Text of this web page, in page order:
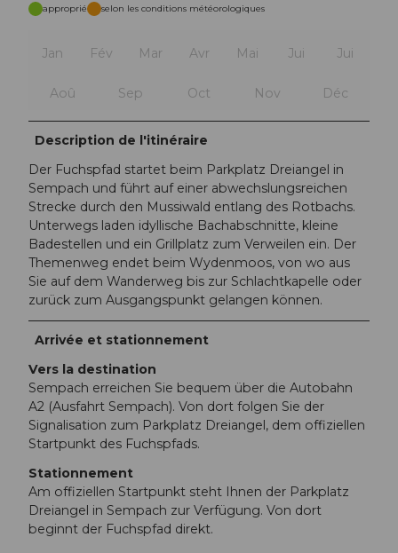
approprié selon les conditions météorologiques
Jan Fév Mar Avr Mai Jui Jui
Aoû Sep Oct Nov Déc
Description de l'itinéraire
Der Fuchspfad startet beim Parkplatz Dreiangel in
Sempach und führt auf einer abwechslungsreichen
Strecke durch den Mussiwald entlang des Rotbachs.
Unterwegs laden idyllische Bachabschnitte, kleine
Badestellen und ein Grillplatz zum Verweilen ein. Der
Themenweg endet beim Wydenmoos, von wo aus
Sie auf dem Wanderweg bis zur Schlachtkapelle oder
zurück zum Ausgangspunkt gelangen können.
Arrivée et stationnement
Vers la destination
Sempach erreichen Sie bequem über die Autobahn
A2 (Ausfahrt Sempach). Von dort folgen Sie der
Signalisation zum Parkplatz Dreiangel, dem offiziellen
Startpunkt des Fuchspfads.
Stationnement
Am offiziellen Startpunkt steht Ihnen der Parkplatz
Dreiangel in Sempach zur Verfügung. Von dort
beginnt der Fuchspfad direkt.